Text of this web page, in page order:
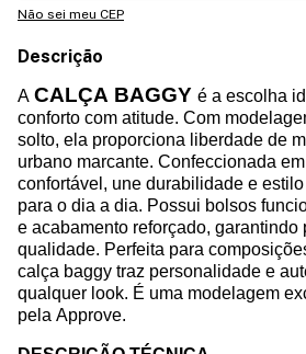
Não sei meu CEP
Descrição
A CALÇA BAGGY é a escolha
conforto com atitude. Com
solto, ela proporciona liberdade de
urbano marcante. Confeccionada
confortável, une durabilidade e
para o dia a dia. Possui bolsos
e acabamento reforçado, garantindo
qualidade. Perfeita para
calça baggy traz personalidade e
qualquer look. É uma modelagem
pela Approve.